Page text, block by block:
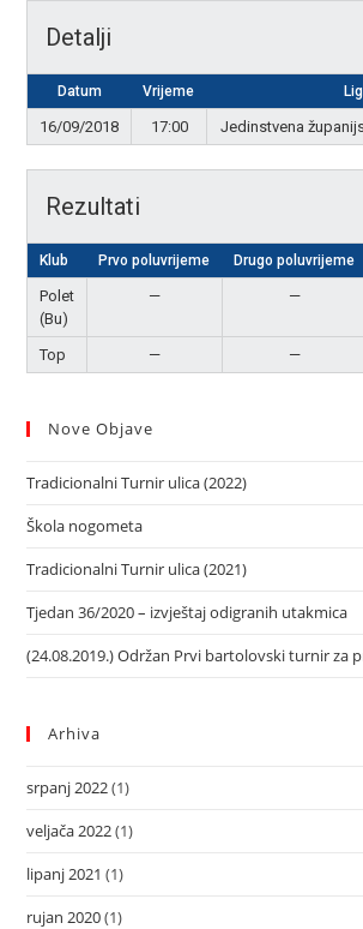
Detalji
Datum Vrijeme
16/09/2018 17:00 Jedinstvena
Rezultati
Klub Prvo poluvrijeme Drugo poluvrijeme
Polet
(Bu)
— —
Top — —
Nove Objave
Tradicionalni Turnir ulica (2022)
Škola nogometa
Tradicionalni Turnir ulica (2021)
Tjedan 36/2020 – izvještaj odigranih utakmica
(24.08.2019.) Održan Prvi bartolovski turnir za
Arhiva
srpanj 2022(1)
veljača 2022(1)
lipanj 2021 (1)
rujan 2020(1)